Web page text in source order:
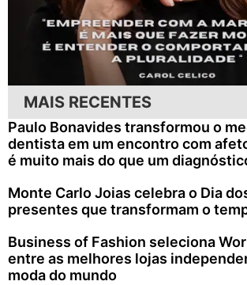
MAIS RECENTES
Paulo Bonavides transformou o
dentista em um encontro com
é muito mais do que um
Monte Carlo Joias celebra o Dia
presentes que transformam o
Business of Fashion seleciona
entre as melhores lojas
moda do mundo